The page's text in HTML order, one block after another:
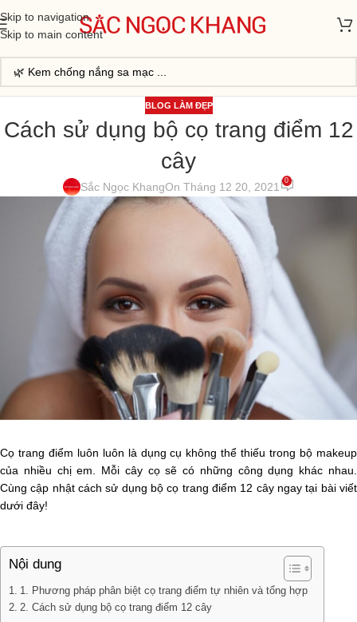
Skip to navigation
Skip to main content
BLOG LÀM ĐẸP
Cách sử dụng bộ cọ trang điểm 12
cây
Sắc Ngọc KhangOn Tháng 12 20, 2021 0
Cọ trang điểm luôn luôn là dụng cụ không thể thiếu trong bộ makeup
của nhiều chị em. Mỗi cây cọ sẽ có những công dụng khác nhau.
Cùng cập nhật cách sử dụng bộ cọ trang điểm 12 cây ngay tại bài viết
dưới đây!
Nội dung
1. Phương pháp phân biệt cọ trang điểm tự nhiên và tổng hợp
2. Cách sử dụng bộ cọ trang điểm 12 cây